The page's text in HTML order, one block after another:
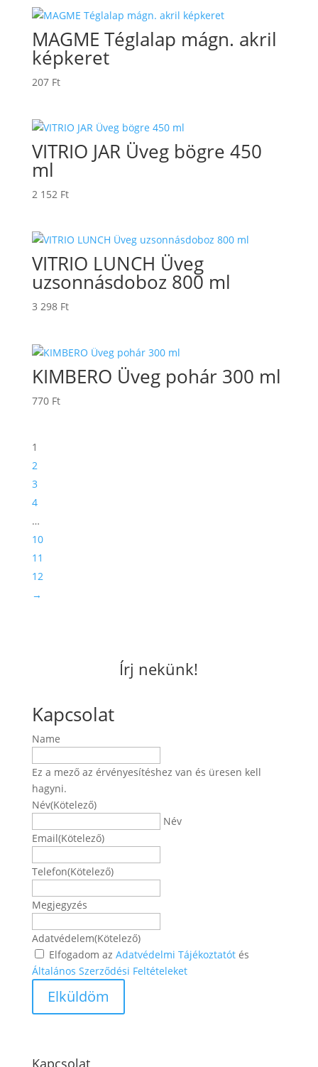
MAGME Téglalap mágn. akril
képkeret
207 Ft
VITRIO JAR Üveg bögre 450
ml
2 152 Ft
VITRIO LUNCH Üveg
uzsonnásdoboz 800 ml
3 298 Ft
KIMBERO Üveg pohár 300 ml
770 Ft
1
2
3
4
…
10
11
12
→
Írj nekünk!
Kapcsolat
Name
Ez a mező az érvényesítéshez van és üresen kell
hagyni.
Név(Kötelező)
Név
Email(Kötelező)
Telefon(Kötelező)
Megjegyzés
Adatvédelem(Kötelező)
Elfogadom az Adatvédelmi Tájékoztatótés
Általános Szerződési Feltételeket
Kapcsolat